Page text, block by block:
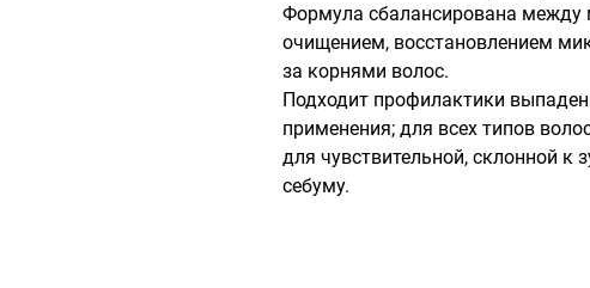
Формула сбалансирована
очищением, восстановлением
за корнями волос.
Подходит профилактики
применения; для всех типов
для чувствительной, склонной
себуму.